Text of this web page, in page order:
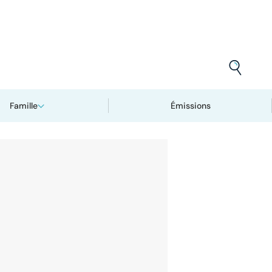
Famille Émissions